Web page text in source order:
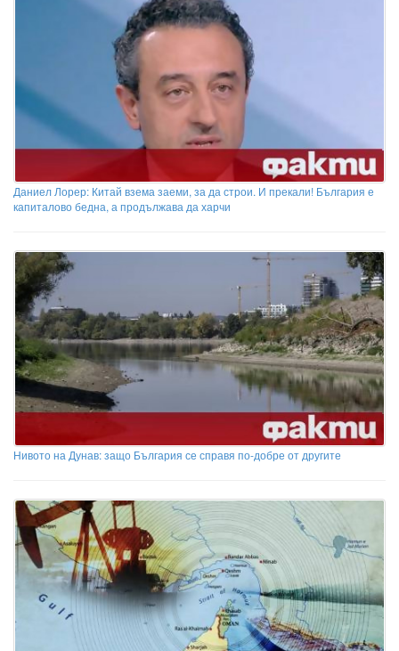
Даниел Лорер: Китай взема заеми, за да строи. И прекали! България е
капиталово бедна, а продължава да харчи
Нивото на Дунав: защо България се справя по-добре от другите